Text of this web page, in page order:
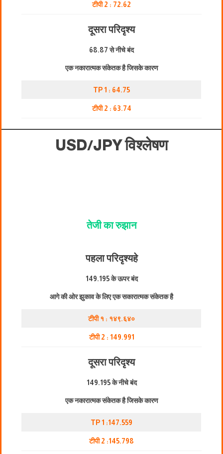
टीपी 2 : 72.62
दूसरा परिदृश्य
68.87 से नीचे बंद
एक नकारात्मक संकेतक है जिसके कारण
TP 1 : 64.75
टीपी 2 : 63.74
USD/JPY विश्लेषण
तेजी का रुझान
पहला परिदृश्यहे
149.195 के ऊपर बंद
आगे की ओर झुकाव के लिए एक सकारात्मक संकेतक है
टीपी १ : १४९.६४०
टीपी 2 : 149.991
दूसरा परिदृश्य
149.195 के नीचे बंद
एक नकारात्मक संकेतक है जिसके कारण
TP 1 :147.559
टीपी 2 :145.798